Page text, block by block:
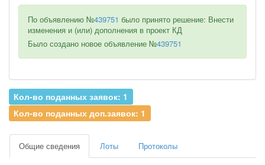
По объявлению №439751 было принято решение: Внести
изменения и (или) дополнения в проект КД
Было создано новое объявление №439751
Кол-во поданных заявок: 1
Кол-во поданных доп.заявок: 1
Общие сведения Лоты Протоколы